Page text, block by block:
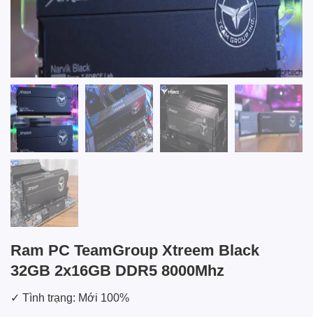
Ram PC TeamGroup Xtreem Black
32GB 2x16GB DDR5 8000Mhz
✓ Tình trạng: Mới 100%